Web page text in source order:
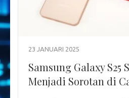
23 JANUARI 2025
Samsung Galaxy S25
Menjadi Sorotan di